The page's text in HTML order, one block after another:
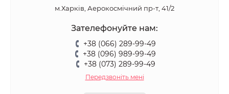
м.Харків, Аерокосмічний пр-т, 41/2
Зателефонуйте нам:
+38 (066) 289-99-49
+38 (096) 989-99-49
+38 (073) 289-99-49
Передзвоніть мені